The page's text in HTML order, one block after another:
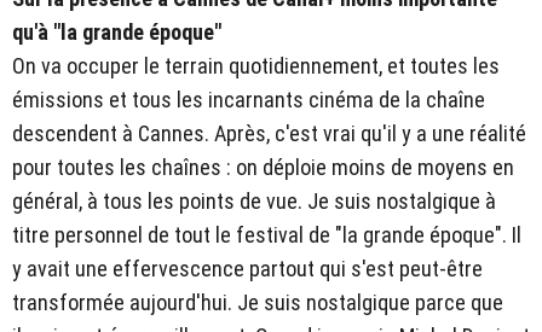
qu'à "la grande époque"
On va occuper le terrain quotidiennement, et toutes les
émissions et tous les incarnants cinéma de la chaîne
descendent à Cannes. Après, c'est vrai qu'il y a une réalité
pour toutes les chaînes : on déploie moins de moyens en
général, à tous les points de vue. Je suis nostalgique à
titre personnel de tout le festival de "la grande époque". Il
y avait une effervescence partout qui s'est peut-être
transformée aujourd'hui. Je suis nostalgique parce que